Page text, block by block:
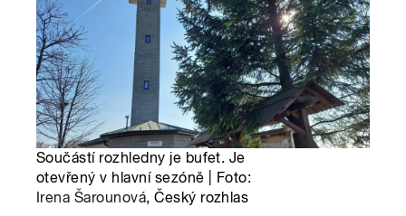
Součástí rozhledny je bufet. Je
otevřený v hlavní sezóně | Foto:
Irena Šarounová, Český rozhlas